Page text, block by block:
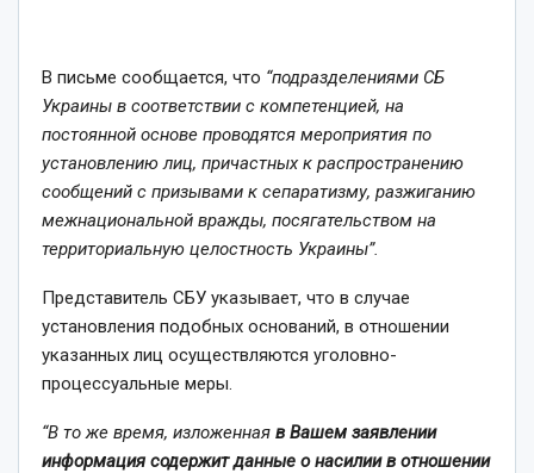
В письме сообщается, что “подразделениями СБ
Украины в соответствии с компетенцией, на
постоянной основе проводятся мероприятия по
установлению лиц, причастных к распространению
сообщений с призывами к сепаратизму, разжиганию
межнациональной вражды, посягательством на
территориальную целостность Украины”.
Представитель СБУ указывает, что в случае
установления подобных оснований, в отношении
указанных лиц осуществляются уголовно-
процессуальные меры.
“В то же время, изложенная в Вашем заявлении
информация содержит данные о насилии в отношении